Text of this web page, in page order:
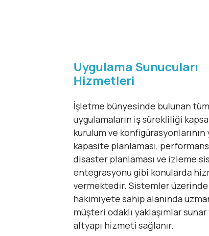
Uygulama Sunucuları
Hizmetleri
İşletme bünyesinde bulunan
uygulamaların iş sürekliliği
kurulum ve konfigürasyonlarının
kapasite planlaması,
disaster planlaması ve izleme
entegrasyonu gibi konularda
vermektedir. Sistemler üzerinde
hakimiyete sahip alanında
müşteri odaklı yaklaşımlar
altyapı hizmeti sağlanır.